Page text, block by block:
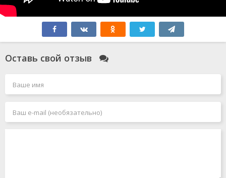
Оставь свой отзыв